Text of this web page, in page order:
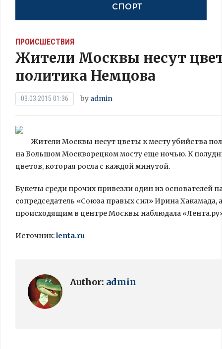
СПОРТ
ПРОИСШЕСТВИЯ
Жители Москвы несут
политика Немцова
03.03.2015 01:36 by admin
Жители Москвы несут цветы к месту убийства
на Большом Москворецком мосту еще ночью. К
цветов, которая росла с каждой минутой.
Букеты среди прочих привезли один из основателей
сопредседатель «Союза правых сил» Ирина Хакамада,
происходящим в центре Москвы наблюдала
Источник:lenta.ru
Author: admin